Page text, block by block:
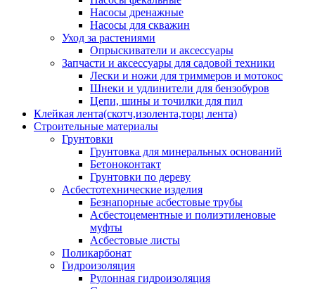
Насосы дренажные
Насосы для скважин
Уход за растениями
Опрыскиватели и аксессуары
Запчасти и аксессуары для садовой техники
Лески и ножи для триммеров и мотокос
Шнеки и удлинители для бензобуров
Цепи, шины и точилки для пил
Клейкая лента(скотч,изолента,торц лента)
Строительные материалы
Грунтовки
Грунтовка для минеральных оснований
Бетоноконтакт
Грунтовки по дереву
Асбестотехнические изделия
Безнапорные асбестовые трубы
Асбестоцементные и полиэтиленовые
муфты
Асбестовые листы
Поликарбонат
Гидроизоляция
Рулонная гидроизоляция